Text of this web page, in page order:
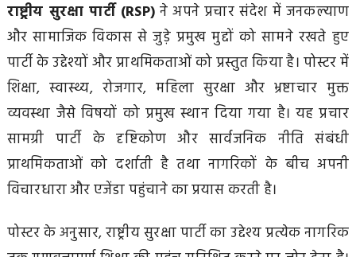
राष्ट्रीय सुरक्षा पार्टी (RSP)ने अपने प्रचार संदेश में जनकल्याण
और सामाजिक विकास से जुड़े प्रमुख मुद्दों को सामने रखते हुए
पार्टी के उद्देश्यों और प्राथमिकताओं को प्रस्तुत किया है। पोस्टर में
शिक्षा, स्वास्थ्य, रोजगार, महिला सुरक्षा और भ्रष्टाचार मुक्त
व्यवस्था जैसे विषयों को प्रमुख स्थान दिया गया है। यह प्रचार
सामग्री पार्टी के दृष्टिकोण और सार्वजनिक नीति संबंधी
प्राथमिकताओं को दर्शाती है तथा नागरिकों के बीच अपनी
विचारधारा और एजेंडा पहुंचाने का प्रयास करती है।
पोस्टर के अनुसार, राष्ट्रीय सुरक्षा पार्टी का उद्देश्य प्रत्येक नागरिक